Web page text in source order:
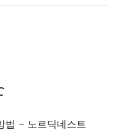
법 - 노르딕네스트